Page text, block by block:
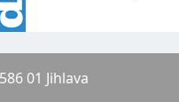
01 Jihlava